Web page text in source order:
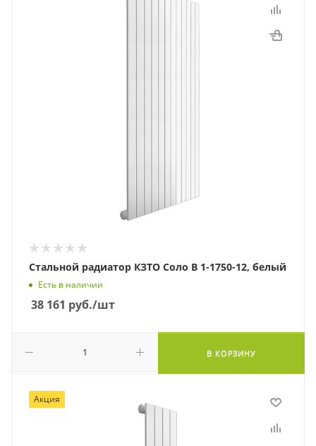
Стальной радиатор КЗТО Соло В 1-1750-12, белый
Есть в наличии
38 161 руб./шт
В КОРЗИНУ
Акция